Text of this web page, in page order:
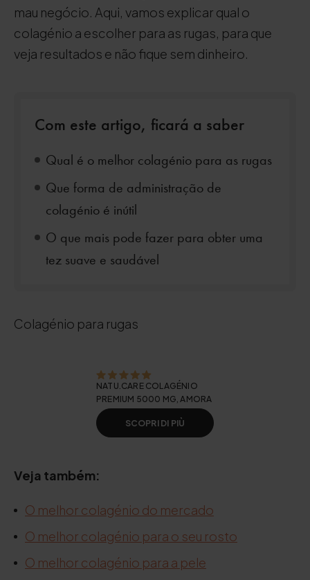
mau negócio. Aqui, vamos explicar qual o
colagénio a escolher para as rugas, para que
veja resultados e não fique sem dinheiro.
Com este artigo, ficará a saber
Qual é o melhor colagénio para as rugas
Que forma de administração de
colagénio é inútil
O que mais pode fazer para obter uma
tez suave e saudável
Colagénio para rugas
NATU.CARE COLAGÉNIO
PREMIUM 5000 MG, AMORA
SCOPRI DI PIÙ
Veja também:
O melhor colagénio do mercado
O melhor colagénio para o seu rosto
O melhor colagénio para a pele